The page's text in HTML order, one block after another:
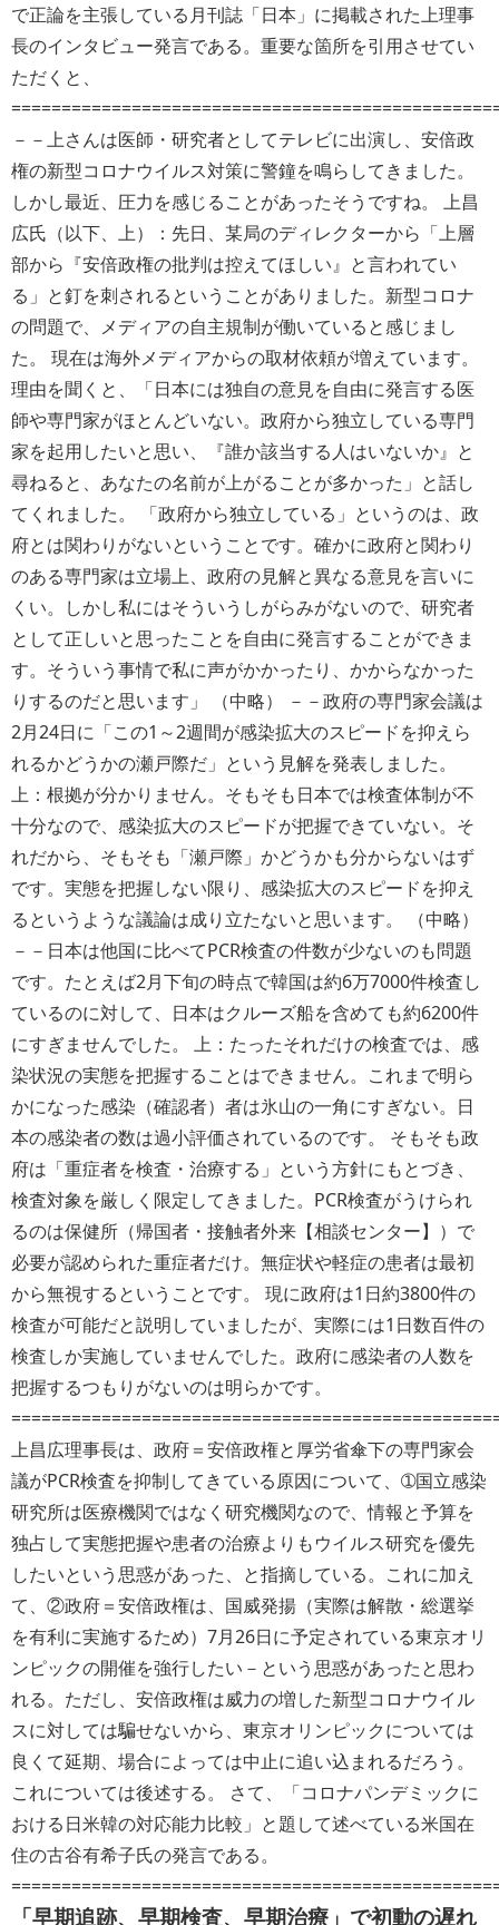
で正論を主張している月刊誌「日本」に掲載された上理事
長のインタビュー発言である。重要な箇所を引用させてい
ただくと、
－－上さんは医師・研究者としてテレビに出演し、安倍政
権の新型コロナウイルス対策に警鐘を鳴らしてきました。
しかし最近、圧力を感じることがあったそうですね。 上昌
広氏（以下、上）：先日、某局のディレクターから「上層
部から『安倍政権の批判は控えてほしい』と言われてい
る」と釘を刺されるということがありました。新型コロナ
の問題で、メディアの自主規制が働いていると感じまし
た。 現在は海外メディアからの取材依頼が増えています。
理由を聞くと、「日本には独自の意見を自由に発言する医
師や専門家がほとんどいない。政府から独立している専門
家を起用したいと思い、『誰か該当する人はいないか』と
尋ねると、あなたの名前が上がることが多かった」と話し
てくれました。 「政府から独立している」というのは、政
府とは関わりがないということです。確かに政府と関わり
のある専門家は立場上、政府の見解と異なる意見を言いに
くい。しかし私にはそういうしがらみがないので、研究者
として正しいと思ったことを自由に発言することができま
す。そういう事情で私に声がかかったり、かからなかった
りするのだと思います」 （中略） －－政府の専門家会議は
2月24日に「この1～2週間が感染拡大のスピードを抑えら
れるかどうかの瀬戸際だ」という見解を発表しました。
上：根拠が分かりません。そもそも日本では検査体制が不
十分なので、感染拡大のスピードが把握できていない。そ
れだから、そもそも「瀬戸際」かどうかも分からないはず
です。実態を把握しない限り、感染拡大のスピードを抑え
るというような議論は成り立たないと思います。 （中略）
－－日本は他国に比べてPCR検査の件数が少ないのも問題
です。たとえば2月下旬の時点で韓国は約6万7000件検査し
ているのに対して、日本はクルーズ船を含めても約6200件
にすぎませんでした。 上：たったそれだけの検査では、感
染状況の実態を把握することはできません。これまで明ら
かになった感染（確認者）者は氷山の一角にすぎない。日
本の感染者の数は過小評価されているのです。 そもそも政
府は「重症者を検査・治療する」という方針にもとづき、
検査対象を厳しく限定してきました。PCR検査がうけられ
るのは保健所（帰国者・接触者外来【相談センター】）で
必要が認められた重症者だけ。無症状や軽症の患者は最初
から無視するということです。 現に政府は1日約3800件の
検査が可能だと説明していましたが、実際には1日数百件の
検査しか実施していませんでした。政府に感染者の人数を
把握するつもりがないのは明らかです。
上昌広理事長は、政府＝安倍政権と厚労省傘下の専門家会
議がPCR検査を抑制してきている原因について、➀国立感染
研究所は医療機関ではなく研究機関なので、情報と予算を
独占して実態把握や患者の治療よりもウイルス研究を優先
したいという思惑があった、と指摘している。これに加え
て、②政府＝安倍政権は、国威発揚（実際は解散・総選挙
を有利に実施するため）7月26日に予定されている東京オリ
ンピックの開催を強行したい－という思惑があったと思わ
れる。ただし、安倍政権は威力の増した新型コロナウイル
スに対しては騙せないから、東京オリンピックについては
良くて延期、場合によっては中止に追い込まれるだろう。
これについては後述する。 さて、「コロナパンデミックに
おける日米韓の対応能力比較」と題して述べている米国在
住の古谷有希子氏の発言である。
「早期追跡、早期検査、早期治療」で初動の遅れ